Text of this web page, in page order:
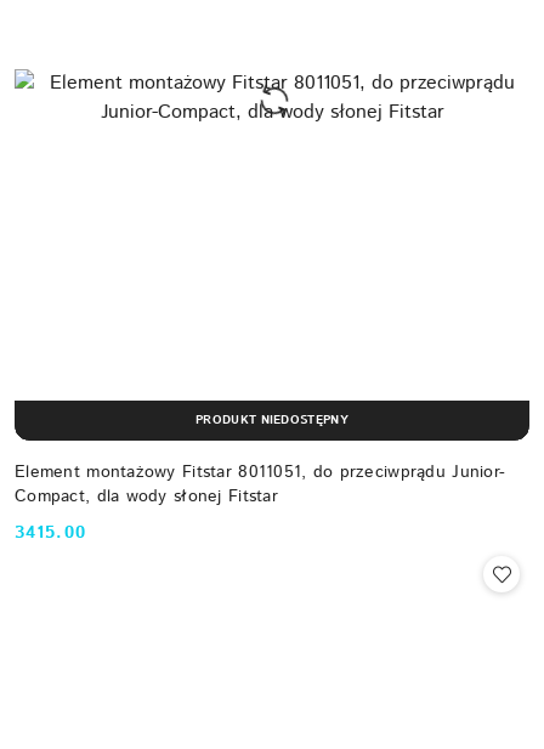
Element montażowy Fitstar 8011051, do przeciwprądu Junior-
Compact, dla wody słonej Fitstar
Cena:
3415.00
PRODUKT NIEDOSTĘPNY